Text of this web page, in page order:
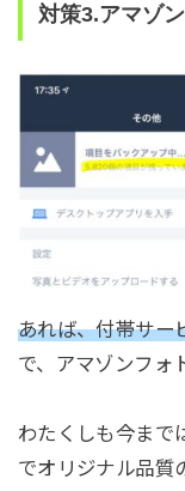
対策3.アマゾ
あれば、付帯サー
で、アマゾンフォ
わたくしも今まで
でオリジナル品質